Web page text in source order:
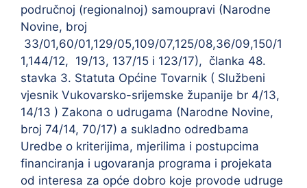
područnoj (regionalnoj) samoupravi (Narodne
Novine, broj
33/01,60/01,129/05,109/07,125/08,36/09,150/1
1,144/12, 19/13, 137/15 i 123/17), članka 48.
stavka 3. Statuta Općine Tovarnik ( Službeni
vjesnik Vukovarsko-srijemske županije br 4/13,
14/13 ) Zakona o udrugama (Narodne Novine,
broj 74/14, 70/17) a sukladno odredbama
Uredbe o kriterijima, mjerilima i postupcima
financiranja i ugovaranja programa i projekata
od interesa za opće dobro koje provode udruge